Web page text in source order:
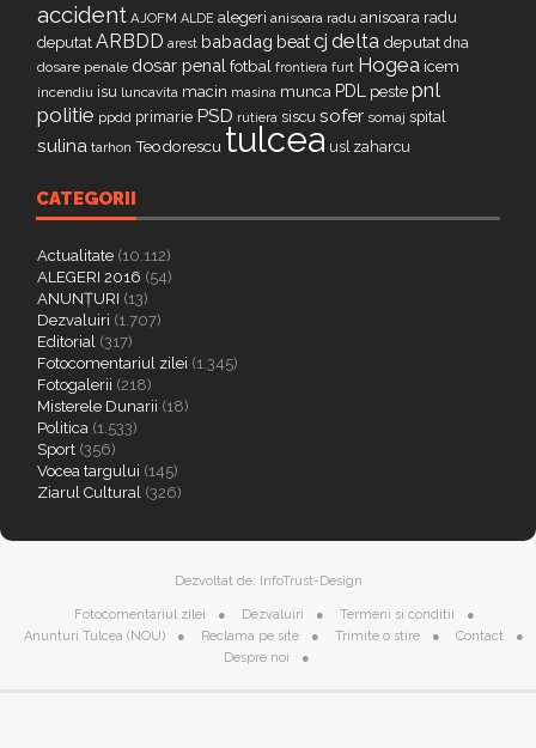
accident AJOFM ALDE alegeri anisoara radu anisoara radu
deputat ARBDD arest babadag beatcj delta deputat dna
dosare penale dosar penal fotbal frontiera furt Hogea icem
incendiu isu luncavita macin masina munca PDL peste pnl
politie ppdd primarie PSD rutiera siscu sofer somaj spital
sulina tarhon Teodorescu tulcea usl zaharcu
CATEGORII
Actualitate (10.112)
ALEGERI 2016 (54)
ANUNȚURI (13)
Dezvaluiri (1.707)
Editorial (317)
Fotocomentariul zilei (1.345)
Fotogalerii (218)
Misterele Dunarii (18)
Politica (1.533)
Sport (356)
Vocea targului (145)
Ziarul Cultural (326)
Dezvoltat de: InfoTrust-Design
Fotocomentariul zilei Dezvaluiri
Termeni si conditii
Anunturi Tulcea (NOU)
Reclama pe site Trimite o stire
Contact
Despre noi